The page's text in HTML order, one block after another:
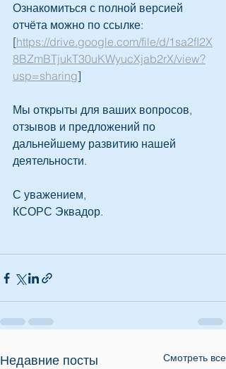
Ознакомиться с полной версией
отчёта можно по ссылке:
[https://drive.google.com/file/d/1sa2fI2X
8BZmBTjukT30uKWyucXjab2rX/view?
usp=sharing]
Мы открыты для ваших вопросов,
отзывов и предложений по
дальнейшему развитию нашей
деятельности.
С уважением,
КСОРС Эквадор.
Недавние посты Смотреть все